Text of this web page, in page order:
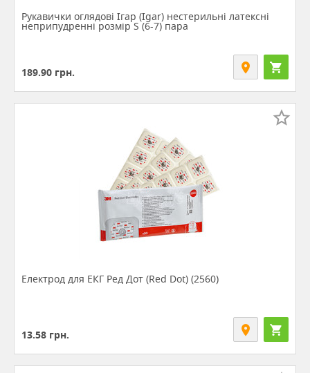
Рукавички оглядові Ігар (Igar) нестерильні латексні
неприпудренні розмір S (6-7) пара
189.90 грн.
Електрод для ЕКГ Ред Дот (Red Dot) (2560)
13.58 грн.